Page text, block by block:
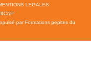
LEGALES
par Formations pepites du